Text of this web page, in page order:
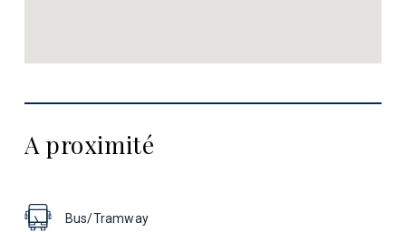
A proximité
Bus/Tramway